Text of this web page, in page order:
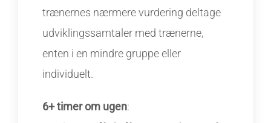
trænernes nærmere vurdering deltage
udviklingssamtaler med trænerne,
enten i en mindre gruppe eller
individuelt.
6+ timer om ugen: